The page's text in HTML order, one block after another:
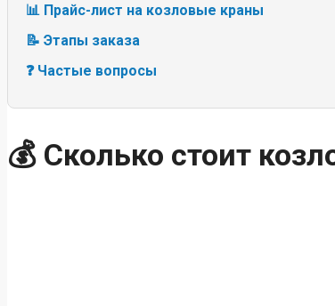
📊 Прайс-лист на козловые краны
📝 Этапы заказа
❓ Частые вопросы
💰 Сколько стоит